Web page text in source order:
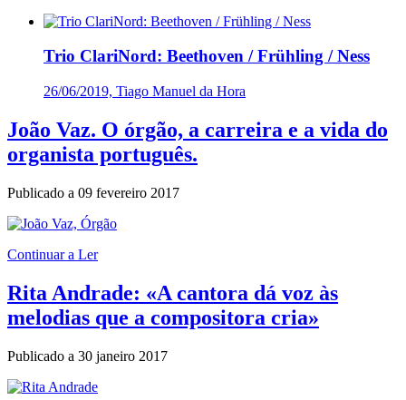
Trio ClariNord: Beethoven / Frühling / Ness
26/06/2019, Tiago Manuel da Hora
João Vaz. O órgão, a carreira e a vida do
organista português.
Publicado a 09 fevereiro 2017
Continuar a Ler
Rita Andrade: «A cantora dá voz às
melodias que a compositora cria»
Publicado a 30 janeiro 2017